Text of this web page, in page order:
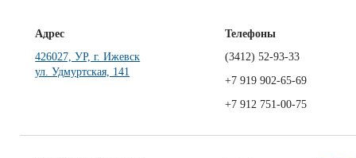
Адрес
426027, УР, г. Ижевск
ул. Удмуртская, 141
Телефоны
(3412) 52-93-33
+7 919 902-65-69
+7 912 751-00-75